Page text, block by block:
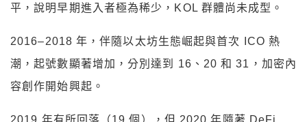
平，說明早期進入者極為稀少，KOL 群體尚未成型。
2016–2018 年，伴隨以太坊生態崛起與首次 ICO 熱
潮，起號數顯著增加，分別達到 16、20 和 31，加密內
容創作開始興起。
2019 年有所回落（19 個），但 2020 年隨著 DeFi